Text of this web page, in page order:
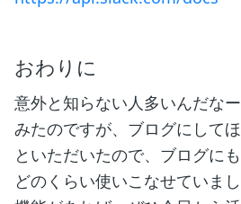
おわりに
意外と知らない人多いんだな
みたのですが、ブログにして
といただいたので、ブログに
どのくらい使いこなせていま